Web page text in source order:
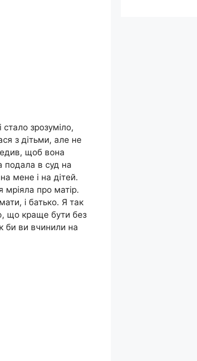
зрозуміло,
з дітьми, але не
щоб вона
подала в суд на
мене і на дітей.
про матір.
і батько. Я так
що краще бути без
би ви вчинили на